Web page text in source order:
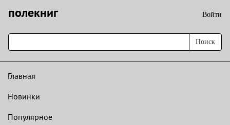
полекниг Войти
Поиск
Главная
Новинки
Популярное